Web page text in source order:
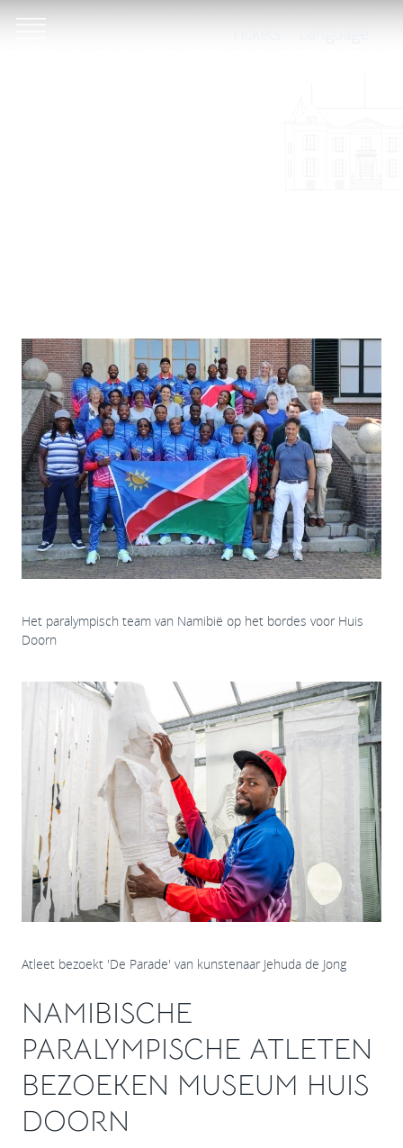
Het paralympisch team van Namibië op het bordes voor Huis
Doorn
Atleet bezoekt 'De Parade' van kunstenaar Jehuda de Jong
NAMIBISCHE
PARALYMPISCHE ATLETEN
BEZOEKEN MUSEUM HUIS
DOORN